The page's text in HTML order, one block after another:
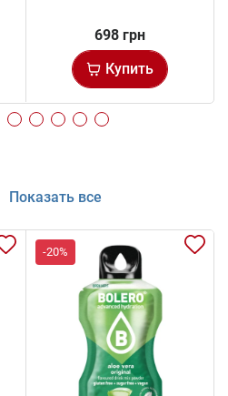
698 грн
Купить
Показать все
-20%